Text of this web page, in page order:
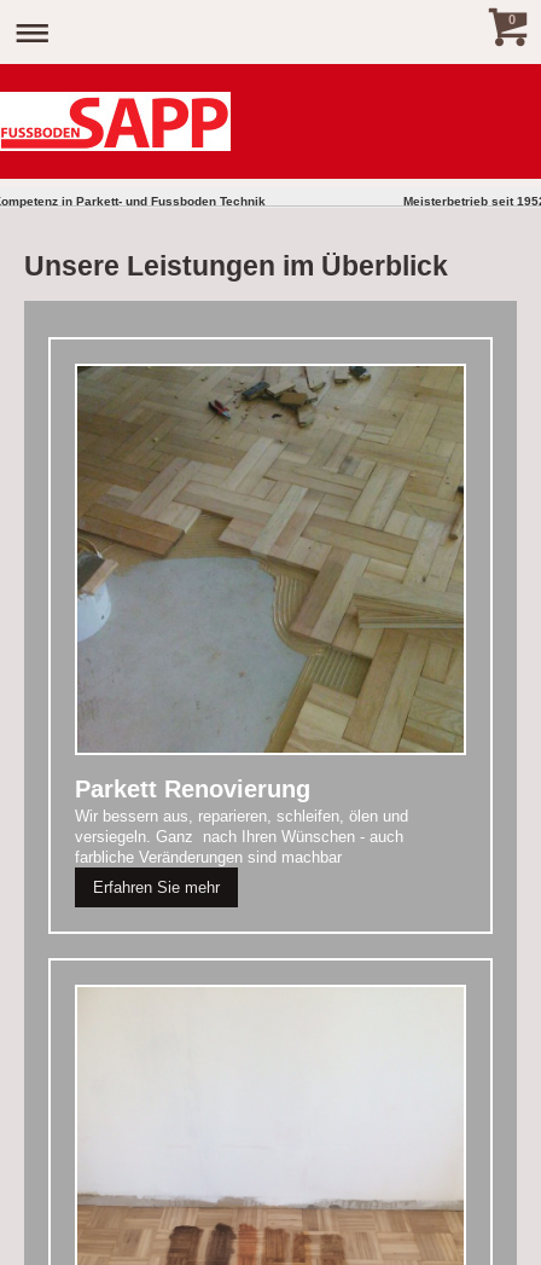
0
in Parkett- und Fussboden Technik Meisterbetrieb seit
Unsere Leistungen im Überblick
Parkett Renovierung
Wir bessern aus, reparieren, schleifen, ölen und
versiegeln. Ganz nach Ihren Wünschen - auch
farbliche Veränderungen sind machbar
Erfahren Sie mehr